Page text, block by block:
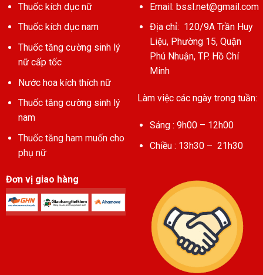
Thuốc kích dục nữ
Thuốc kích dục nam
Thuốc tăng cường sinh lý
nữ cấp tốc
Nước hoa kích thích nữ
Thuốc tăng cường sinh lý
nam
Thuốc tăng ham muốn cho
phụ nữ
Đơn vị giao hàng
Email: bssl.net@gmail.com
Địa chỉ: 120/9A Trần Huy
Liệu, Phường 15, Quận
Phú Nhuận, TP. Hồ Chí
Minh
Làm việc các ngày trong tuần:
Sáng : 9h00 – 12h00
Chiều : 13h30 – 21h30